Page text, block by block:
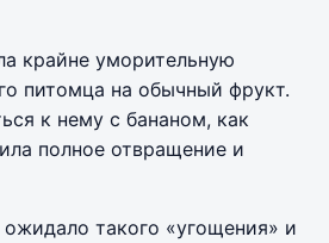
крайне уморительную
питомца на обычный фрукт.
к нему с бананом, как
полное отвращение и
такого «угощения» и